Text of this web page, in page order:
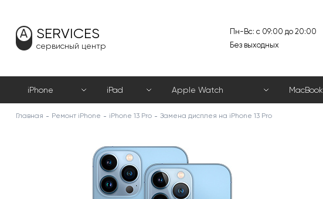
SERVICES
сервисный центр
Пн-Вс: с 09:00 до 20:00
Без выходных
iPhone iPad Apple Watch MacBook
Главная Ремонт iPhone iPhone 13 Pro Замена дисплея на iPhone 13 Pro